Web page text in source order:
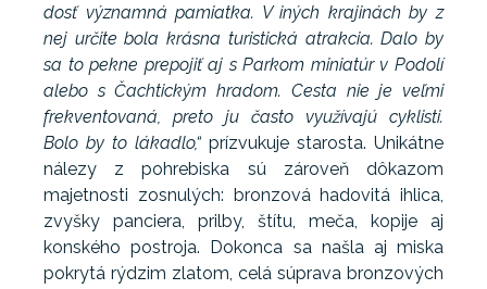
dosť významná pamiatka. V iných krajinách by z
nej určite bola krásna turistická atrakcia. Dalo by
sa to pekne prepojiť aj s Parkom miniatúr v Podolí
alebo s Čachtickým hradom. Cesta nie je veľmi
frekventovaná, preto ju často využívajú cyklisti.
Bolo by to lákadlo,“ prízvukuje starosta. Unikátne
nálezy z pohrebiska sú zároveň dôkazom
majetnosti zosnulých: bronzová hadovitá ihlica,
zvyšky panciera, prilby, štítu, meča, kopije aj
konského postroja. Dokonca sa našla aj miska
pokrytá rýdzim zlatom, celá súprava bronzových